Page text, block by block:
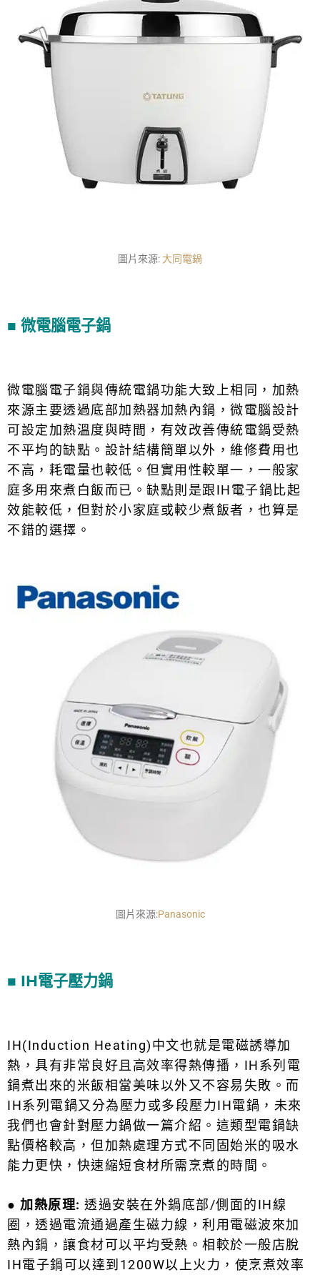
圖片來源: 大同電鍋
■ 微電腦電子鍋
微電腦電子鍋與傳統電鍋功能大致上相同，加熱
來源主要透過底部加熱器加熱內鍋，微電腦設計
可設定加熱溫度與時間，有效改善傳統電鍋受熱
不平均的缺點。設計結構簡單以外，維修費用也
不高，耗電量也較低。但實用性較單一，一般家
庭多用來煮白飯而已。缺點則是跟IH電子鍋比起
效能較低，但對於小家庭或較少煮飯者，也算是
不錯的選擇。
圖片來源:Panasonic
■ IH電子壓力鍋
IH(Induction Heating)中文也就是電磁誘導加
熱，具有非常良好且高效率得熱傳播，IH系列電
鍋煮出來的米飯相當美味以外又不容易失敗。而
IH系列電鍋又分為壓力或多段壓力IH電鍋，未來
我們也會針對壓力鍋做一篇介紹。這類型電鍋缺
點價格較高，但加熱處理方式不同固始米的吸水
能力更快，快速縮短食材所需烹煮的時間。
● 加熱原理: 透過安裝在外鍋底部/側面的IH線
圈，透過電流通過產生磁力線，利用電磁波來加
熱內鍋，讓食材可以平均受熱。相較於一般店脫
IH電子鍋可以達到1200W以上火力，使烹煮效率